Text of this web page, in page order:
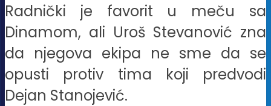
Radnički je favorit u meču sa
Dinamom, ali Uroš Stevanović zna
da njegova ekipa ne sme da se
opusti protiv tima koji predvodi
Dejan Stanojević.